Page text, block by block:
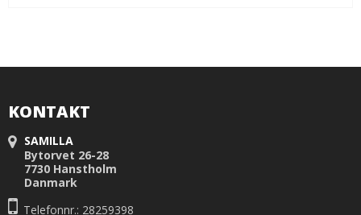
KONTAKT
SAMILLA
Bytorvet 26-28
7730 Hanstholm
Danmark
Telefonnr.: 28259398